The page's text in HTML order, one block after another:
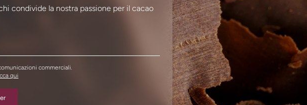
condivide la nostra passione per il cacao
commerciali.
qui